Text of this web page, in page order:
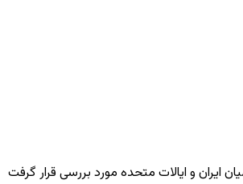
و ایالات متحده مورد بررسی قرار گرفت